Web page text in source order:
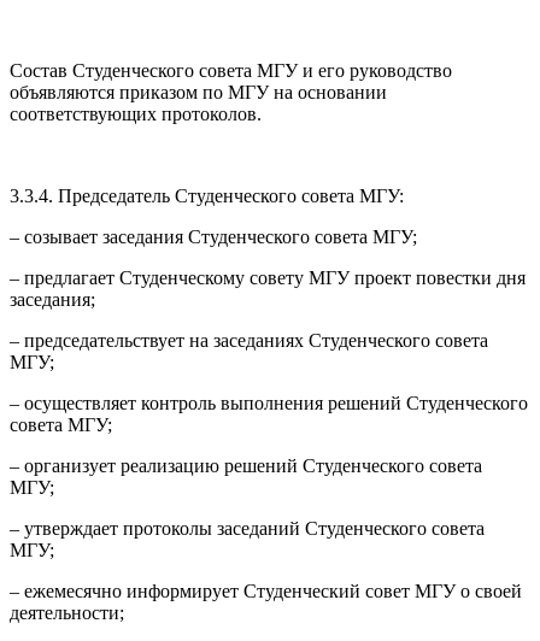
Состав Студенческого совета МГУ и его руководство
объявляются приказом по МГУ на основании
соответствующих протоколов.
3.3.4. Председатель Студенческого совета МГУ:
– созывает заседания Студенческого совета МГУ;
– предлагает Студенческому совету МГУ проект повестки дня
заседания;
– председательствует на заседаниях Студенческого совета
МГУ;
– осуществляет контроль выполнения решений Студенческого
совета МГУ;
– организует реализацию решений Студенческого совета
МГУ;
– утверждает протоколы заседаний Студенческого совета
МГУ;
– ежемесячно информирует Студенческий совет МГУ о своей
деятельности;